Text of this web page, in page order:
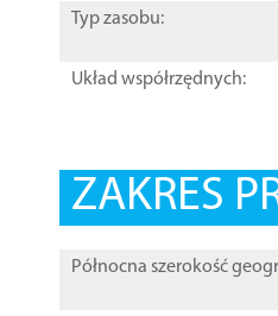
Typ zasobu:
Układ współrzędnych:
ZAKRES
Północna szerokość